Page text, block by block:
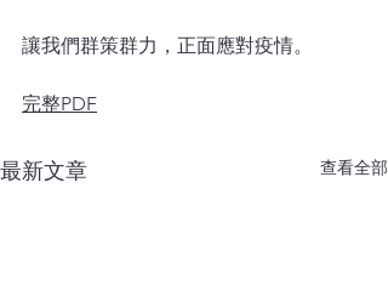
讓我們群策群力，正面應對疫情。
完整PDF
最新文章 查看全部